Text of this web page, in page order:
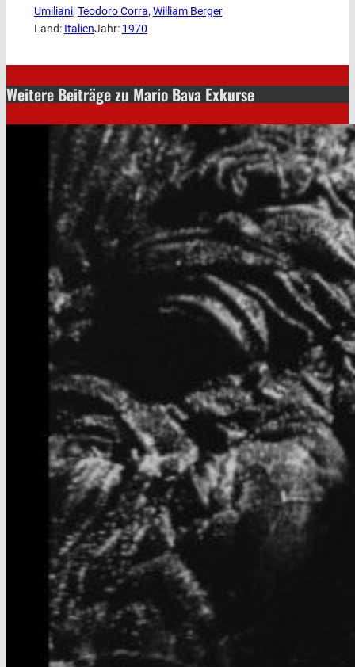
Umiliani, Teodoro Corra, William Berger
Land: ItalienJahr: 1970
Weitere Beiträge zu Mario Bava Exkurse